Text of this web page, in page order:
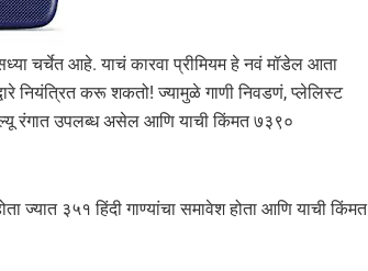
चर्चेत आहे. याचं कारवा प्रीमियम हे नवं मॉडेल आता
करू शकतो! ज्यामुळे गाणी निवडणं, प्लेलिस्ट
रंगात उपलब्ध असेल आणि याची किंमत ७३९०
ज्यात ३५१ हिंदी गाण्यांचा समावेश होता आणि याची किंमत